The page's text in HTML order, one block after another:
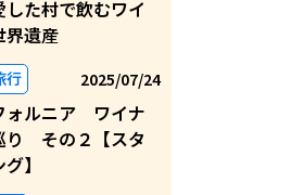
した村で飲むワイ
界遺産
行 2025/07/24
ォルニア ワイナ
り その２【スタ
】